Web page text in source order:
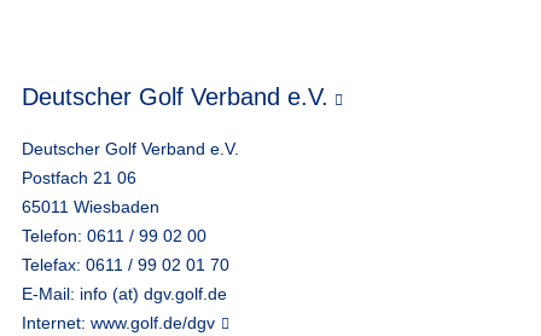
Deutscher Golf Verband e.V.
Deutscher Golf Verband e.V.
Postfach 21 06
65011 Wiesbaden
Telefon: 0611 / 99 02 00
Telefax: 0611 / 99 02 01 70
E-Mail: info (at) dgv.golf.de
Internet: www.golf.de/dgv